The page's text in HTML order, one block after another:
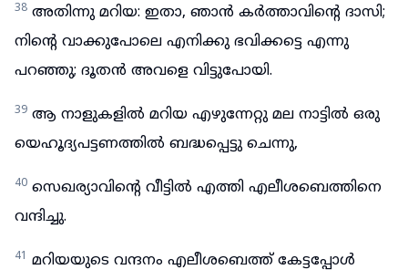
38 അതിന്നു മറിയ: ഇതാ, ഞാൻ കർത്താവിന്റെ ദാസി;
നിന്റെ വാക്കുപോലെ എനിക്കു ഭവിക്കട്ടെ എന്നു
പറഞ്ഞു; ദൂതൻ അവളെ വിട്ടുപോയി.
39 ആ നാളുകളിൽ മറിയ എഴുന്നേറ്റു മല നാട്ടിൽ ഒരു
യെഹൂദ്യപട്ടണത്തിൽ ബദ്ധപ്പെട്ടു ചെന്നു,
40 സെഖര്യാവിന്റെ വീട്ടിൽ എത്തി എലീശബെത്തിനെ
വന്ദിച്ചു.
41 മറിയയുടെ വന്ദനം എലീശബെത്ത് കേട്ടപ്പോൾ